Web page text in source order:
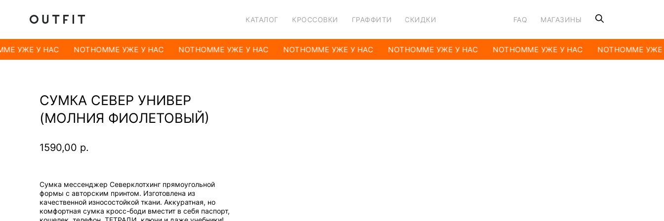
КАТАЛОГ КРОССОВКИ ГРАФФИТИ СКИДКИ FAQ МАГАЗИНЫ
УЖЕ У НАС NOTHOMME УЖЕ У НАС NOTHOMME УЖЕ У НАС NOTHOMME УЖЕ У НАС NOTHOMME УЖЕ У НАС NOTHOMME УЖЕ У НАС NOTHOMME
СУМКА СЕВЕР УНИВЕР
(МОЛНИЯ ФИОЛЕТОВЫЙ)
1590,00 р.
Сумка мессенджер Северклотхинг прямоугольной
формы с авторским принтом. Изготовлена из
качественной износостойкой ткани. Аккуратная, но
комфортная сумка кросс-боди вместит в себя паспорт,